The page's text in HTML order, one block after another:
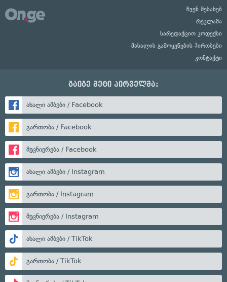
ჩვენ შესახებ
რეკლამა
სარედაქციო კოდექსი
მასალის გამოყენების პირობები
კონტაქტი
გაიგე მეტი პირველმა:
ახალი ამბები / Facebook
გართობა / Facebook
მეცნიერება / Facebook
ახალი ამბები / Instagram
გართობა / Instagram
მეცნიერება / Instagram
ახალი ამბები / TikTok
გართობა / TikTok